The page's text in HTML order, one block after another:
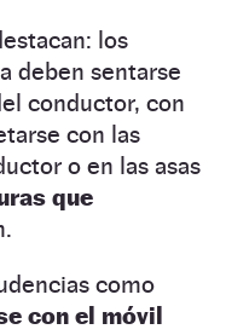
los
deben sentarse
conductor, con
con las
o en las asas
que
como
con el móvil